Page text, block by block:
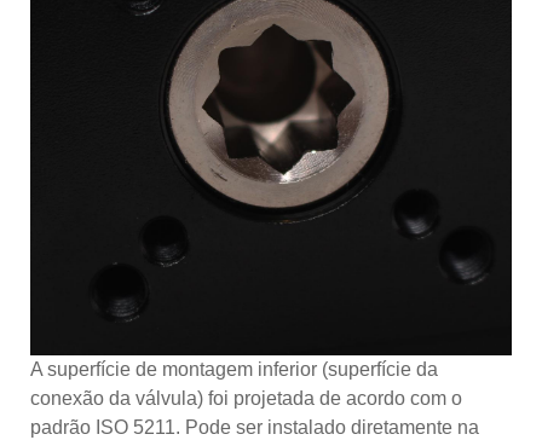
A superfície de montagem inferior (superfície da
conexão da válvula) foi projetada de acordo com o
padrão ISO 5211. Pode ser instalado diretamente na